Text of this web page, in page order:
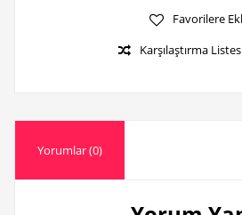
Favorilere
Karşılaştırma
Yorumlar (0)